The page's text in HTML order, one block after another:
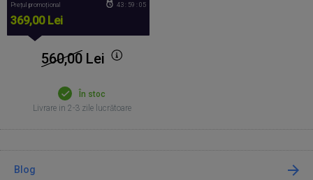
Prețul promoțional
369,00 Lei
43 : 59 : 05
560,00Lei
În stoc
Livrare in 2-3 zile lucrătoare
Blog